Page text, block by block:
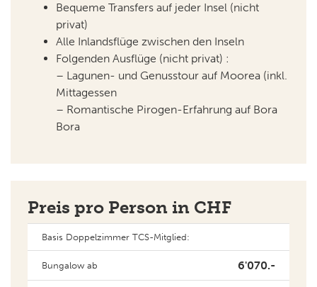
Bequeme Transfers auf jeder Insel (nicht
privat)
Alle Inlandsflüge zwischen den Inseln
Folgenden Ausflüge (nicht privat) :
– Lagunen- und Genusstour auf Moorea (inkl.
Mittagessen
– Romantische Pirogen-Erfahrung auf Bora
Bora
Preis pro Person in CHF
Basis Doppelzimmer TCS-Mitglied:
Bungalow ab 6'070.-